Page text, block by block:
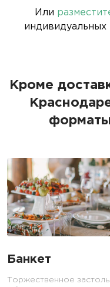
Или
индивидуальных
Кроме
Банкет
Торжественное